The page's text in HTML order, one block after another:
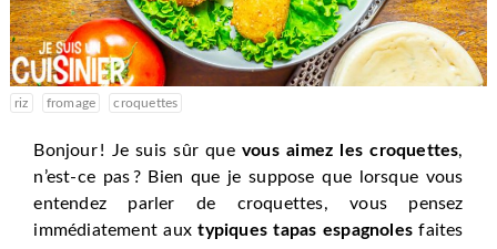
riz fromage croquettes
Bonjour ! Je suis sûr quevous aimez les croquettes,
n’est-ce pas ? Bien que je suppose que lorsque vous
entendez parler de croquettes, vous pensez
immédiatement auxtypiques tapas espagnolesfaites